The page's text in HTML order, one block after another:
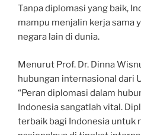
Tanpa diplomasi yang baik,
mampu menjalin kerja sama
negara lain di dunia.
Menurut Prof. Dr. Dinna
hubungan internasional dari
“Peran diplomasi dalam
Indonesia sangatlah vital.
terbaik bagi Indonesia untuk